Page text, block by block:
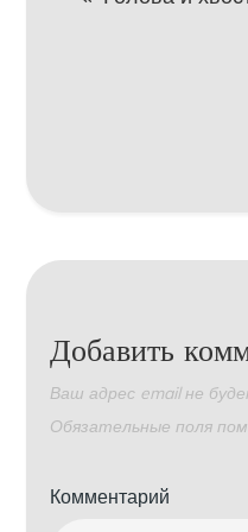
Добавить
Ваш адрес email не
Обязательные поля
Комментарий